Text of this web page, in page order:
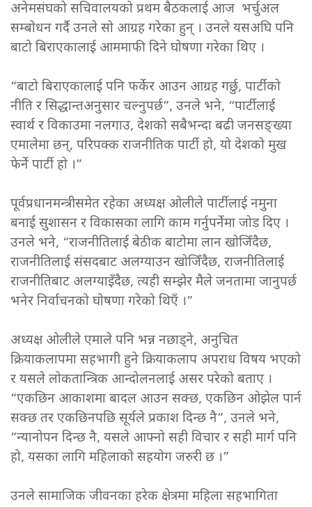
अनेमसंघको सचिवालयको प्रथम बैठकलाई आज भर्चुअल
सम्बोधन गर्दै उनले सो आग्रह गरेका हुन् । उनले यसअघि पनि
बाटो बिराएकालाई आममाफी दिने घोषणा गरेका थिए ।
“बाटो बिराएकालाई पनि फर्केर आउन आग्रह गर्छु, पार्टीको
नीति र सिद्धान्तअनुसार चल्नुपर्छ”, उनले भने, “पार्टीलाई
स्वार्थ र विकाउमा नलगाउ, देशको सबैभन्दा बढी जनसङ्ख्या
एमालेमा छन्, परिपक्क राजनीतिक पार्टी हो, यो देशको मुख
फेर्ने पार्टी हो ।”
पूर्वप्रधानमन्त्रीसमेत रहेका अध्यक्ष ओलीले पार्टीलाई नमुना
बनाई सुशासन र विकासका लागि काम गर्नुपर्नेमा जोड दिए ।
उनले भने, “राजनीतिलाई बेठीक बाटोमा लान खोजिँदैछ,
राजनीतिलाई संसदबाट अलग्याउन खोजिँदैछ, राजनीतिलाई
राजनीतिबाट अलग्याइँदैछ, त्यही सम्झेर मैले जनतामा जानुपर्छ
भनेर निर्वाचनको घोषणा गरेको थिएँ ।”
अध्यक्ष ओलीले एमाले पनि भन्न नछाड्ने, अनुचित
क्रियाकलापमा सहभागी हुने क्रियाकलाप अपराध विषय भएको
र यसले लोकतान्त्रिक आन्दोलनलाई असर परेको बताए ।
“एकछिन आकाशमा बादल आउन सक्छ, एकछिन ओझेल पार्न
सक्छ तर एकछिनपछि सूर्यले प्रकाश दिन्छ नै”, उनले भने,
“न्यानोपन दिन्छ नै, यसले आफ्नो सही विचार र सही मार्ग पनि
हो, यसका लागि महिलाको सहयोग जरुरी छ ।”
उनले सामाजिक जीवनका हरेक क्षेत्रमा महिला सहभागिता